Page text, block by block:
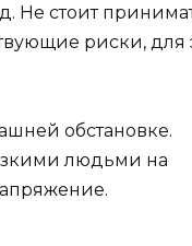
Не стоит
риски, для
обстановке.
людьми на